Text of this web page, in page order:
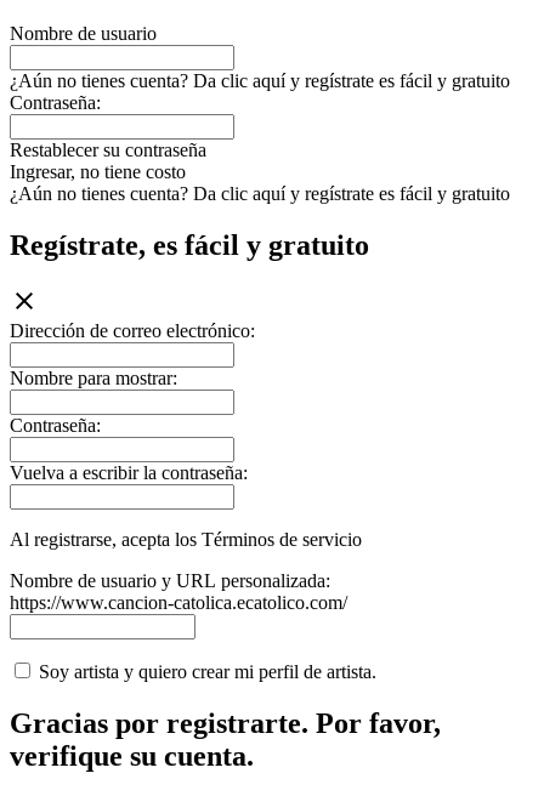
Nombre de usuario
¿Aún no tienes cuenta? Da clic aquí y regístrate es fácil y gratuito
Contraseña:
Restablecer su contraseña
Ingresar, no tiene costo
¿Aún no tienes cuenta? Da clic aquí y regístrate es fácil y gratuito
Regístrate, es fácil y gratuito
Dirección de correo electrónico:
Nombre para mostrar:
Contraseña:
Vuelva a escribir la contraseña:
Al registrarse, acepta los Términos de servicio
Nombre de usuario y URL personalizada:
https://www.cancion-catolica.ecatolico.com/
Soy artista y quiero crear mi perfil de artista.
Gracias por registrarte. Por favor,
verifique su cuenta.